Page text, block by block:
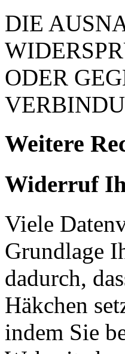
DIE
ODER
Weitere
Widerruf
Viele
Grundlage
dadurch,
Häkchen
indem Sie